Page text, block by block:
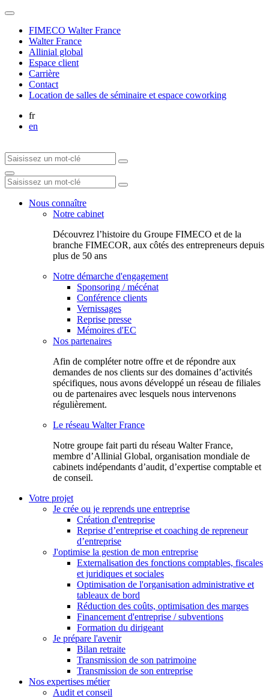
FIMECO Walter France
Walter France
Allinial global
Espace client
Carrière
Contact
Location de salles de séminaire et espace coworking
fr
en
Nous connaître
Notre cabinet
Découvrez l’histoire du Groupe FIMECO et de la
branche FIMECOR, aux côtés des entrepreneurs depuis
plus de 50 ans
Notre démarche d'engagement
Sponsoring / mécénat
Conférence clients
Vernissages
Reprise presse
Mémoires d'EC
Nos partenaires
Afin de compléter notre offre et de répondre aux
demandes de nos clients sur des domaines d’activités
spécifiques, nous avons développé un réseau de filiales
ou de partenaires avec lesquels nous intervenons
régulièrement.
Le réseau Walter France
Notr​e groupe fait parti du réseau Walter France,
membre d’Allinial Global, organisation mondiale de
cabinets indépendants d’audit, d’expertise comptable et
de conseil.
Votre projet
Je crée ou je reprends une entreprise
Création d'entreprise
Reprise d’entreprise et coaching de repreneur
d’entreprise
J'optimise la gestion de mon entreprise
Externalisation des fonctions comptables, fiscales
et juridiques et sociales
Optimisation de l'organisation administrative et
tableaux de bord
Réduction des coûts, optimisation des marges
Financement d'entreprise / subventions
Formation du dirigeant
Je prépare l'avenir
Bilan retraite
Transmission de son patrimoine
Transmission de son entreprise
Nos expertises métier
Audit et conseil